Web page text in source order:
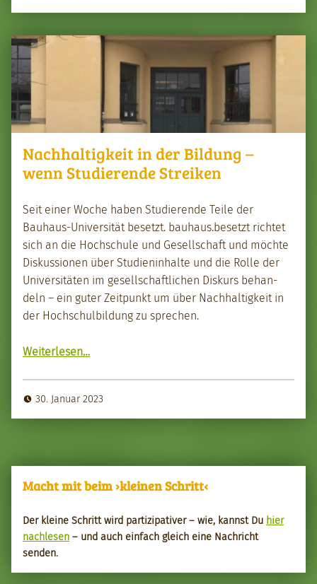
Nachhaltigkeit in der Bildung –
wenn Studierende Streiken
Seit ein­er Woche haben Studierende Teile der
Bauhaus-Uni­ver­sität beset­zt. bauhaus.besetzt richtet
sich an die Hochschule und Gesellschaft und möchte
Diskus­sio­nen über Stu­di­en­in­halte und die Rolle der
Uni­ver­sitäten im gesellschaftlichen Diskurs behan­
deln – ein guter Zeit­punkt um über Nach­haltigkeit in
der Hochschul­bil­dung zu sprechen.
Weit­er­lesen“Nach­haltigkeit in der Bil­dung – wenn Studierende Streiken”
…
30. Januar 2023
Macht mit beim ›kleinen Schritt‹
Der kleine Schritt wird par­tizipa­tiv­er – wie, kannst Du hier
nach­le­sen – und auch ein­fach gle­ich eine Nachricht
senden.